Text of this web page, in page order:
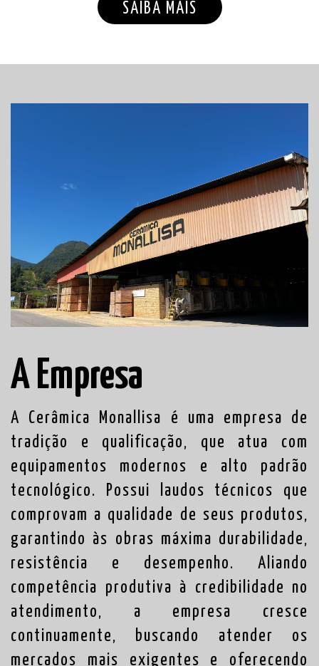
SAIBA MAIS
A Empresa
A Cerâmica Monallisa é uma empresa de
tradição e qualificação, que atua com
equipamentos modernos e alto padrão
tecnológico. Possui laudos técnicos que
comprovam a qualidade de seus produtos,
garantindo às obras máxima durabilidade,
resistência e desempenho. Aliando
competência produtiva à credibilidade no
atendimento, a empresa cresce
continuamente, buscando atender os
mercados mais exigentes e oferecendo